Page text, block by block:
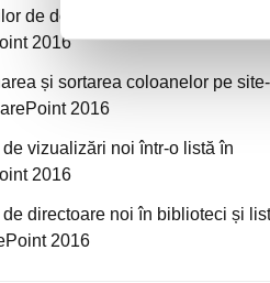
de documente și liste de articole
2016
și sortarea coloanelor pe site-
2016
vizualizări noi într-o listă în
2016
directoare noi în biblioteci și
2016